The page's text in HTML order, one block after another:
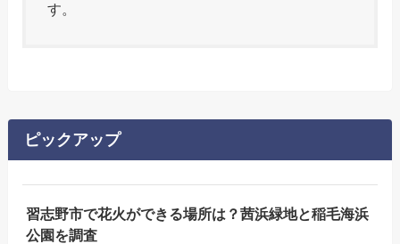
す。
ピックアップ
習志野市で花火ができる場所は？茜浜緑地と稲毛海浜
公園を調査